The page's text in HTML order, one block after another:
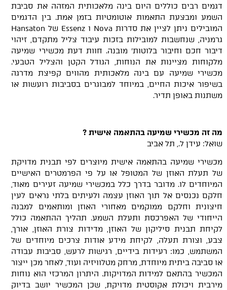
דגמים רבים כוללים היום בינה מלאכותית המזהה את סביבת
השמע ומבצעת התאמות אוטומטיות בזמן אמת. בין הדגמים
המובילים ניתן לציין את סדרות Nova ו Essenz של Hansaton
גרמניה, שנחשבות למובילות בזכות עיבוד צליל מתקדם, זיהוי
דיבור חכם וחיבור בלוטות' מובנה. חוות דעת מכשירי שמיעה
מלקוחות מציינות את הנוחות, הגודל הקטן והצליל הטבעי.
מכשירי שמיעה עם בינה מלאכותית מהווים קפיצת מדרגה
בשיפור איכות החיים, במיוחד למבוגרים בסביבות רועשות או
משתנות באופן תדיר.
מה זה מכשירי שמיעה בהתאמה אישית ?
שואל: עידן ל., תל אביב
מכשירי שמיעה בהתאמה אישית מיוצרים לפי תבנית מדויקת
של תעלת האוזן של המטופל או על פי הפרמטרים האישיים
המיוחדים לו. מדובר בדרך כלל במכשירי שמיעה זעירים מאוד,
חלקם נכנסים אל תוך האוזן עצמה ולעיתים בלתי נראים לעין
חיצונית וחלקם ממוקמים מאחורי האוזן ומותאמים למבנה
הייחודי של האפרכסת ותעלת השמע. תהליך ההתאמה כולל
לקיחת תבנית סיליקון של האוזן, מדידות צורת האוזן, אורך,
צבע, וצורת תעלה, לקיחת מידע אודות צרכים מיוחדים של
המשתמש, כמו: רעידות בידיים, רגישות לרעש, סביבות עבודה
או סביבה ביתית מיוחדת, מרחק מטלוויזיה ועוד, לאחר מכן ייצור
המכשיר בהתאם למידות המדויקות. היתרון המרכזי הוא נוחות
מירבית ויכולת אקוסטית מדויקת, שכן המכשיר יושב בדיוק